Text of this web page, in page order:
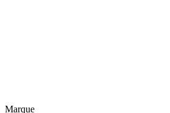
Marque